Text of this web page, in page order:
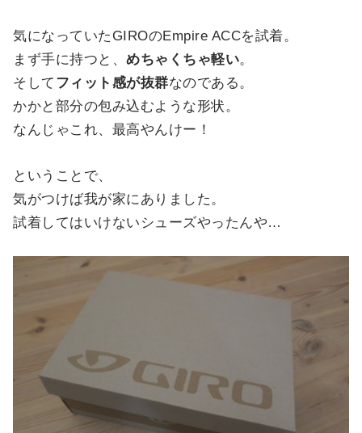
気になっていたGIROのEmpire ACCを試着。
まず手に持つと、めちゃくちゃ軽い。
そして フィット感が抜群なのである。
かかと部分の包み込むような形状。
なんじゃこれ、最高やんけー！
ということで、
気がつけば我が家にありました。
試着してはいけないシューズやったんや…